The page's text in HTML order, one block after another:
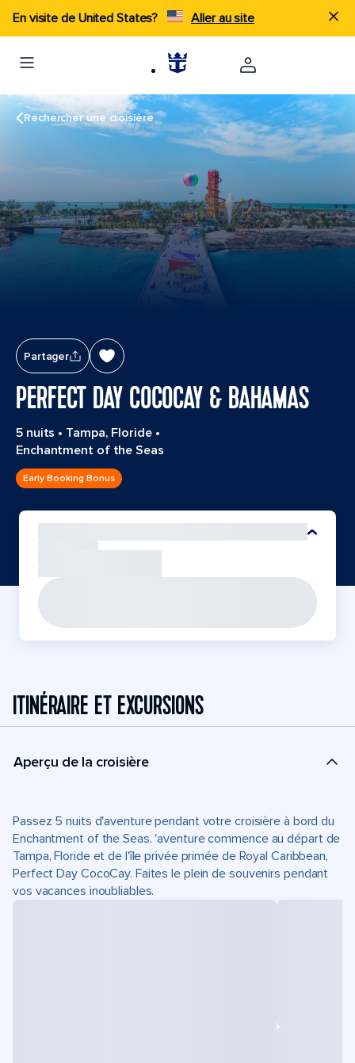
En visite de United States? Aller au site
Rechercher une croisière
Partager
PERFECT DAY COCOCAY & BAHAMAS
5 nuits • Tampa, Floride•
Enchantment of the Seas
Early Booking Bonus
ITINÉRAIRE ET EXCURSIONS
Aperçu de la croisière
Passez 5 nuits d'aventure pendant votre croisière à bord du
Enchantment of the Seas. 'aventure commence au départ de
Tampa, Floride et de l'île privée primée de Royal Caribbean,
Perfect Day CocoCay. Faites le plein de souvenirs pendant
vos vacances inoubliables.